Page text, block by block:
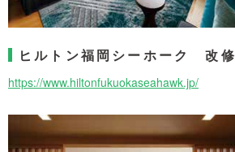
ヒルトン福岡シーホーク 改修
https://www.hiltonfukuokaseahawk.jp/